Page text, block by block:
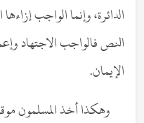
الدائرة، وإنما الواجب
النص فالواجب الاجتهاد
الإيمان.
وهكذا أخذ المسلمون